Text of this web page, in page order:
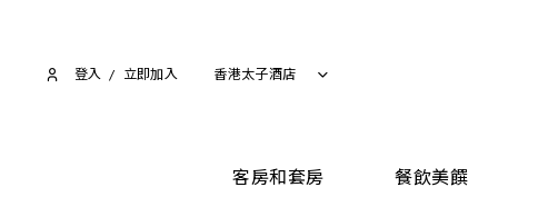
登入 / 立即加入​ 香港太子酒店
客房和套房 餐飲美饌